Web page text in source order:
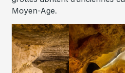
Moyen-Age.